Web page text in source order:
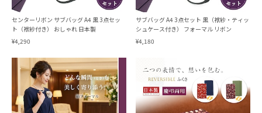
センターリボン サブバッグ A4 黒 3点セッ
ト（袱紗付き） おしゃれ 日本製
¥4,290
サブバッグ A4 3点セット 黒（袱紗・ティッ
シュケース付き） フォーマル リボン
¥4,180